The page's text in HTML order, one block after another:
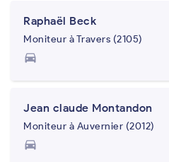
Raphaël Beck
Moniteur à Travers (2105)
directions_car
Jean claude Montandon
Moniteur à Auvernier (2012)
directions_car